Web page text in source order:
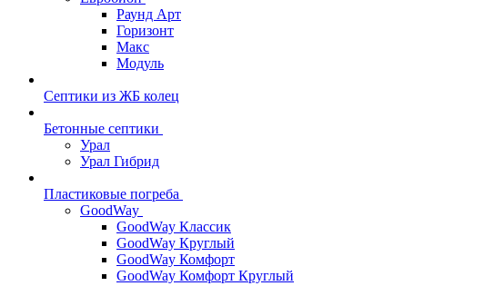
Раунд Арт
Горизонт
Макс
Модуль
Септики из ЖБ колец
Бетонные септики
Урал
Урал Гибрид
Пластиковые погреба
GoodWay
GoodWay Классик
GoodWay Круглый
GoodWay Комфорт
GoodWay Комфорт Круглый